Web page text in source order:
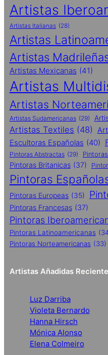
Artistas
Artistas Italianas (28)
Artistas
Artistas
Artistas Mexicanas (41)
Artistas
Artistas
Artistas Sudamericanas (29)
Artistas Textiles (48)
Escultoras Españolas (40)
Pintoras Abstractas (29)
Pintoras Britanicas (37)
Pintoras
Pintoras Europeas (35)
Pintoras Francesas (37)
Pintoras
Pintoras Latinoamericanas
Pintoras Norteamericanas (33)
Artistas Añadidas
Luz Darriba
Violeta Bernardo
Hanna Hirsch
Mónica Alonso
Elena Colmeiro